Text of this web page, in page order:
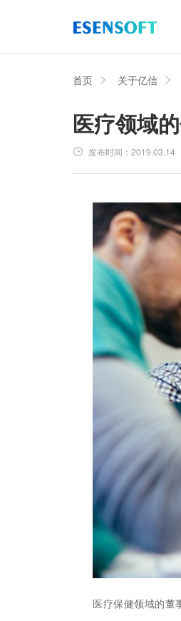
睿治智能数
数据采集
数据集成管
数据建模与
数据交换
数据整合交
数据治理全域解决方
大数据治
从采、存
大数据资
主数据管
主数据全生
数据标
集元数据采
首页 关于亿信
医疗领域
发布时间： 2019.03.14
医疗保健领域的董